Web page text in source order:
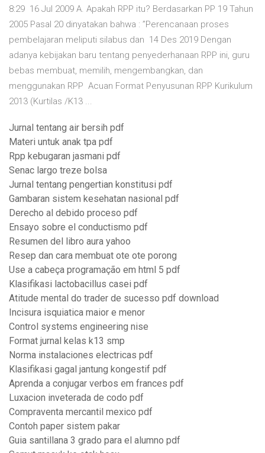
8:29 16 Jul 2009 A. Apakah RPP itu? Berdasarkan PP 19 Tahun
2005 Pasal 20 dinyatakan bahwa : ”Perencanaan proses
pembelajaran meliputi silabus dan 14 Des 2019 Dengan
adanya kebijakan baru tentang penyederhanaan RPP ini, guru
bebas membuat, memilih, mengembangkan, dan
menggunakan RPP Acuan Format Penyusunan RPP Kurikulum
2013 (Kurtilas /K13 ...
Jurnal tentang air bersih pdf
Materi untuk anak tpa pdf
Rpp kebugaran jasmani pdf
Senac largo treze bolsa
Jurnal tentang pengertian konstitusi pdf
Gambaran sistem kesehatan nasional pdf
Derecho al debido proceso pdf
Ensayo sobre el conductismo pdf
Resumen del libro aura yahoo
Resep dan cara membuat ote ote porong
Use a cabeça programação em html 5 pdf
Klasifikasi lactobacillus casei pdf
Atitude mental do trader de sucesso pdf download
Incisura isquiatica maior e menor
Control systems engineering nise
Format jurnal kelas k13 smp
Norma instalaciones electricas pdf
Klasifikasi gagal jantung kongestif pdf
Aprenda a conjugar verbos em frances pdf
Luxacion inveterada de codo pdf
Compraventa mercantil mexico pdf
Contoh paper sistem pakar
Guia santillana 3 grado para el alumno pdf